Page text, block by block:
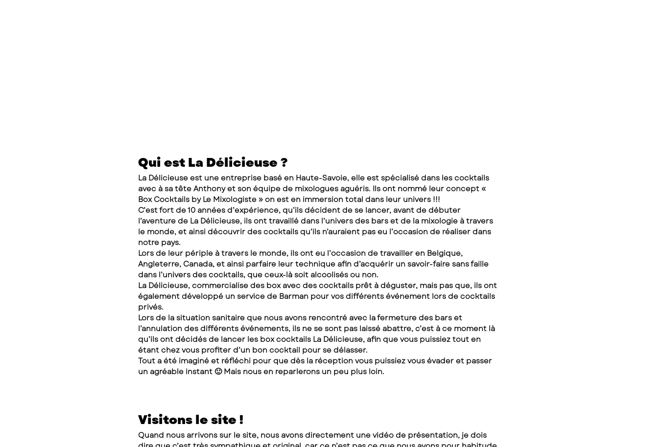
Qui est La Délicieuse ?
La Délicieuse est une entreprise basé en Haute-Savoie, elle est spécialisé dans les cocktails
avec à sa tête Anthony et son équipe de mixologues aguéris. Ils ont nommé leur concept «
Box Cocktails by Le Mixologiste » on est en immersion total dans leur univers !!!
C’est fort de 10 années d’expérience, qu’ils décident de se lancer, avant de débuter
l’aventure de La Délicieuse, ils ont travaillé dans l’univers des bars et de la mixologie à travers
le monde, et ainsi découvrir des cocktails qu’ils n’auraient pas eu l’occasion de réaliser dans
notre pays.
Lors de leur périple à travers le monde, ils ont eu l’occasion de travailler en Belgique,
Angleterre, Canada, et ainsi parfaire leur technique afin d’acquérir un savoir-faire sans faille
dans l’univers des cocktails, que ceux-là soit alcoolisés ou non.
La Délicieuse, commercialise des box avec des cocktails prêt à déguster, mais pas que, ils ont
également développé un service de Barman pour vos différents événement lors de cocktails
privés.
Lors de la situation sanitaire que nous avons rencontré avec la fermeture des bars et
l’annulation des différents événements, ils ne se sont pas laissé abattre, c’est à ce moment là
qu’ils ont décidés de lancer les box cocktails La Délicieuse, afin que vous puissiez tout en
étant chez vous profiter d’un bon cocktail pour se délasser.
Tout a été imaginé et réfléchi pour que dès la réception vous puissiez vous évader et passer
un agréable instant 🙂 Mais nous en reparlerons un peu plus loin.
Visitons le site !
Quand nous arrivons sur le site, nous avons directement une vidéo de présentation, je dois